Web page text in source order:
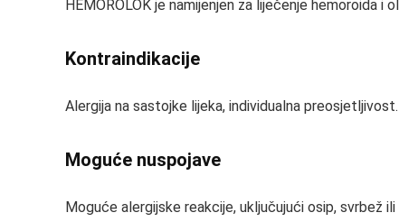
HEMOROLOK je namijenjen za liječenje hemoroida
Kontraindikacije
Alergija na sastojke lijeka, individualna preosjetljivost.
Moguće nuspojave
Moguće alergijske reakcije, uključujući osip, svrbež